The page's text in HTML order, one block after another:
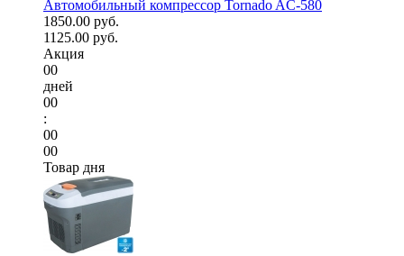
Автомобильный компрессор Tornado AC-580
1850.00 руб.
1125.00 руб.
Акция
00
дней
00
:
00
00
Товар дня